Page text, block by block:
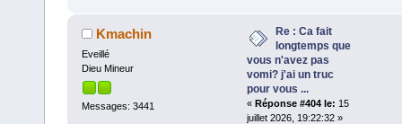
Kmachin
Eveillé
Dieu Mineur
Messages: 3441
Re : Ca fait
longtemps que
vous n'avez pas
vomi? j'ai un truc
pour vous ...
« Réponse #404 le: 15
juillet 2026, 19:22:32 »